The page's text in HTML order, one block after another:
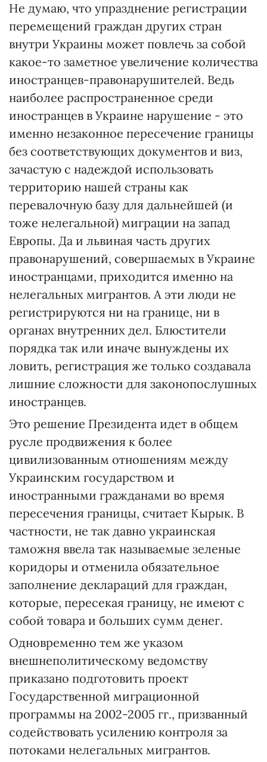
Не думаю, что упразднение регистрации
перемещений граждан других стран
внутри Украины может повлечь за собой
какое-то заметное увеличение количества
иностранцев-правонарушителей. Ведь
наиболее распространенное среди
иностранцев в Украине нарушение - это
именно незаконное пересечение границы
без соответствующих документов и виз,
зачастую с надеждой использовать
территорию нашей страны как
перевалочную базу для дальнейшей (и
тоже нелегальной) миграции на запад
Европы. Да и львиная часть других
правонарушений, совершаемых в Украине
иностранцами, приходится именно на
нелегальных мигрантов. А эти люди не
регистрируются ни на границе, ни в
органах внутренних дел. Блюстители
порядка так или иначе вынуждены их
ловить, регистрация же только создавала
лишние сложности для законопослушных
иностранцев.
Это решение Президента идет в общем
русле продвижения к более
цивилизованным отношениям между
Украинским государством и
иностранными гражданами во время
пересечения границы, считает Кырык. В
частности, не так давно украинская
таможня ввела так называемые зеленые
коридоры и отменила обязательное
заполнение деклараций для граждан,
которые, пересекая границу, не имеют с
собой товара и больших сумм денег.
Одновременно тем же указом
внешнеполитическому ведомству
приказано подготовить проект
Государственной миграционной
программы на 2002-2005 гг., призванный
содействовать усилению контроля за
потоками нелегальных мигрантов.